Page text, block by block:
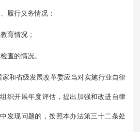
履行义务情况；
育情况；
查的情况。
和省级发展改革委应当对实施行业自律
织开展年度评估，提出加强和改进自律
发现问题的，按照本办法第三十二条处